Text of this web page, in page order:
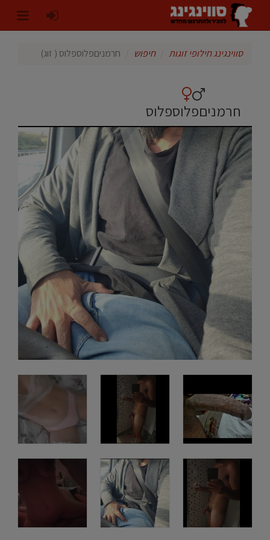
סווינגינג חילופי זוגות חיפוש חרמניםפלוספלוס ( זוג)
חרמניםפלוספלוס